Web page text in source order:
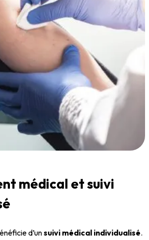
médical et suivi
d’unsuivi médical individualisé.